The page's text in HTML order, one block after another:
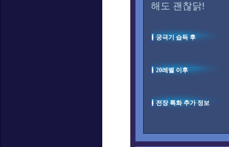
해도 괜찮닭!
궁극기 습득 후
20레벨 이후
전장 특화 추가 정보